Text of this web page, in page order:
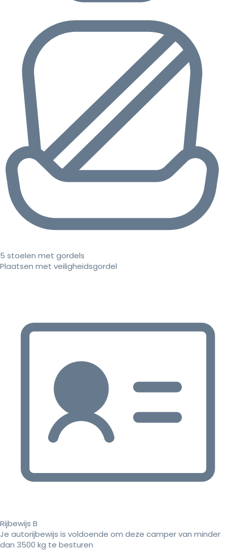
5 stoelen met gordels
Plaatsen met veiligheidsgordel
Rijbewijs B
Je autorijbewijs is voldoende om deze camper van minder
dan 3500 kg te besturen